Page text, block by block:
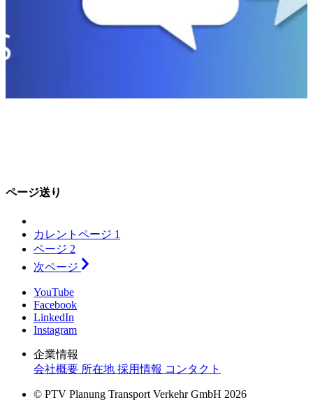
ページ送り
カレントページ 1
ページ 2
次ページ
YouTube
Facebook
LinkedIn
Instagram
企業情報
会社概要 所在地 採用情報 コンタクト
© PTV Planung Transport Verkehr GmbH 2026